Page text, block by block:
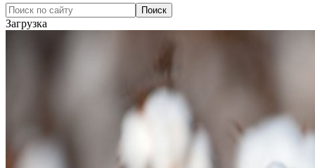
Загрузка